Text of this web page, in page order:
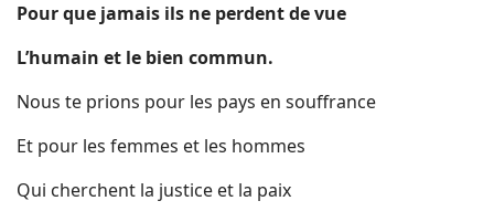
Pour que jamais ils ne perdent de vue
L’humain et le bien commun.
Nous te prions pour les pays en souffrance
Et pour les femmes et les hommes
Qui cherchent la justice et la paix